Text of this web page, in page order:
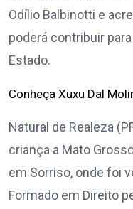
Odílio Balbinotti e
poderá contribuir
Estado.
Conheça Xuxu Dal
Natural de Realeza
criança a Mato
em Sorriso, onde foi
Formado em Direito